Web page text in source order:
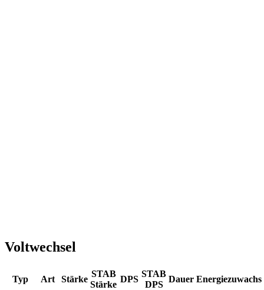
Voltwechsel
Typ Art Stärke
STAB
Stärke
DPS
STAB
DPS
Dauer Energiezuwachs